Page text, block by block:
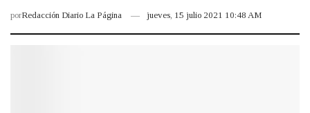
porRedacción Diario La Página jueves, 15 julio 2021 10:48 AM